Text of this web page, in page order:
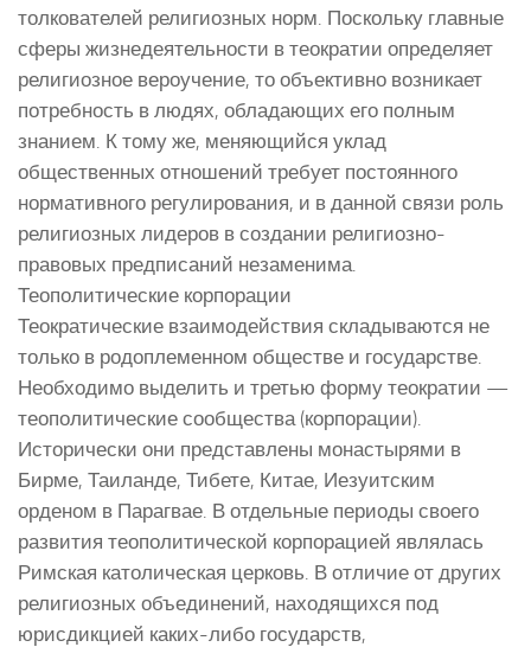
толкователей религиозных норм. Поскольку главные
сферы жизнедеятельности в теократии определяет
религиозное вероучение, то объективно возникает
потребность в людях, обладающих его полным
знанием. К тому же, меняющийся уклад
общественных отношений требует постоянного
нормативного регулирования, и в данной связи роль
религиозных лидеров в создании религиозно-
правовых предписаний незаменима.
Теополитические корпорации
Теократические взаимодействия складываются не
только в родоплеменном обществе и государстве.
Необходимо выделить и третью форму теократии —
теополитические сообщества (корпорации).
Исторически они представлены монастырями в
Бирме, Таиланде, Тибете, Китае, Иезуитским
орденом в Парагвае. В отдельные периоды своего
развития теополитической корпорацией являлась
Римская католическая церковь. В отличие от других
религиозных объединений, находящихся под
юрисдикцией каких-либо государств,